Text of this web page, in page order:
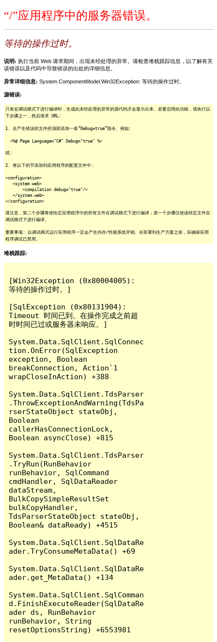
“/”应用程序中的服务器错误。
等待的操作过时。
说明: 执行当前 Web 请求期间，出现未经处理的异常。请检查堆栈跟踪信息，以了解有关
该错误以及代码中导致错误的出处的详细信息。
异常详细信息: System.ComponentModel.Win32Exception: 等待的操作过时。
源错误:
只有在调试模式下进行编译时，生成此未经处理的异常的源代码才会显示出来。若要启用此功能，请执行以
下步骤之一，然后请求 URL:
1. 在产生错误的文件的顶部添加一条“Debug=true”指令。例如:
<%@ Page Language="C#" Debug="true" %>
或:
2. 将以下的节添加到应用程序的配置文件中:
<configuration>
<system.web>
<compilation debug="true"/>
</system.web>
</configuration>
请注意，第二个步骤将使给定应用程序中的所有文件在调试模式下进行编译；第一个步骤仅使该特定文件在
调试模式下进行编译。
重要事项: 以调试模式运行应用程序一定会产生内存/性能系统开销。在部署到生产方案之前，应确保应用
程序调试已禁用。
堆栈跟踪:
[Win32Exception (0x80004005):
等待的操作过时。]
[SqlException (0x80131904):
Timeout 时间已到。在操作完成之前超
时时间已过或服务器未响应。]
System.Data.SqlClient.SqlConnec
tion.OnError(SqlException
exception, Boolean
breakConnection, Action`1
wrapCloseInAction) +388
System.Data.SqlClient.TdsParser
.ThrowExceptionAndWarning(TdsPa
rserStateObject stateObj,
Boolean
callerHasConnectionLock,
Boolean asyncClose) +815
System.Data.SqlClient.TdsParser
.TryRun(RunBehavior
runBehavior, SqlCommand
cmdHandler, SqlDataReader
dataStream,
BulkCopySimpleResultSet
bulkCopyHandler,
TdsParserStateObject stateObj,
Boolean& dataReady) +4515
System.Data.SqlClient.SqlDataRe
ader.TryConsumeMetaData() +69
System.Data.SqlClient.SqlDataRe
ader.get_MetaData() +134
System.Data.SqlClient.SqlComman
d.FinishExecuteReader(SqlDataRe
ader ds, RunBehavior
runBehavior, String
resetOptionsString) +6553981